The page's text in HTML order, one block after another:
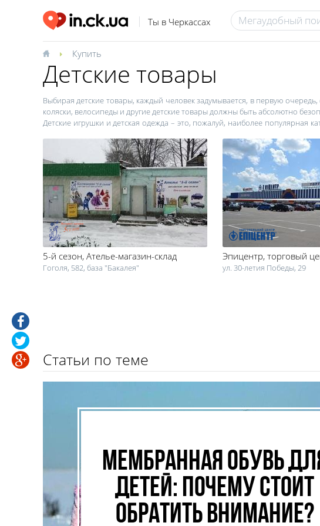
Ты в Черкассах
Купить
Детские товары
Выбирая детские товары, каждый человек задумывается, в первую
коляски, велосипеды и другие детские товары должны быть абсолютно
Детские игрушки и детская одежда – это, пожалуй, наиболее популярная
отдавать предпочтение натуральным материалам, которые не вызывают
соприкасается с нежной кожей, должно иметь все сертификаты
нужно будет уделять еще больше внимания. Одежда и обувь для детей
малышу нормально развиваться физически.
Детские кроватки и коляски должны иметь надежную конструкцию и
изготавливаются из древесины, металла или пластика. Обратите
болты и крепления должны надежна держаться друг друга. Решив
внимание на удобство и прочность конструкции, так как в ближайшие
купить детские игрушки, кроватки, коляски, велосипеды, одежду и
продавец должен предоставить всю требующуюся документацию.
5-й сезон, Ателье-магазин-склад
Гоголя, 582, база "Бакалея"
Эпицентр, торговый
ул. 30-летия Победы, 29
Статьи по теме
Мембранная обувь
детей: почему стоит
обратить внимание?